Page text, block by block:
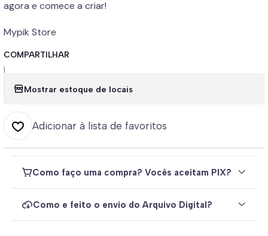
agora e comece a criar!
Mypik Store
COMPARTILHAR
|
Mostrar estoque de locais
Adicionar à lista de favoritos
Como faço uma compra? Vocês aceitam PIX?
Como e feito o envio do Arquivo Digital?